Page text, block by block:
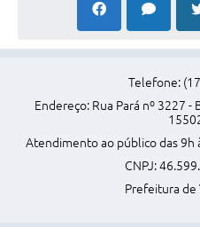
Telefone:
Endereço: Rua Pará nº 3227
Atendimento ao público das 9h
CNPJ:
Prefeitura de